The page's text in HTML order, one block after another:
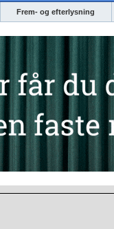
Frem- og efterlysning